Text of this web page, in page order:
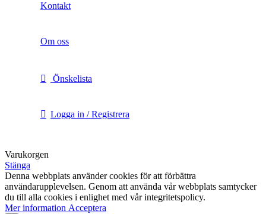
Kontakt
Om oss
Önskelista
Logga in / Registrera
Varukorgen
Stänga
Denna webbplats använder cookies för att förbättra
användarupplevelsen. Genom att använda vår webbplats samtycker
du till alla cookies i enlighet med vår integritetspolicy.
Mer information Mer
Acceptera